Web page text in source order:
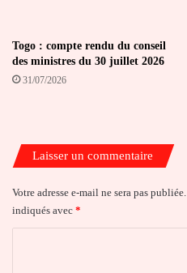
Togo : compte rendu du conseil
des ministres du 30 juillet 2026
31/07/2026
Laisser un commentaire
Votre adresse e-mail ne sera pas publiée.
indiqués avec *